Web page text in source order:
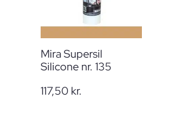
Mira Supersil
Silicone nr. 135
117,50 kr.